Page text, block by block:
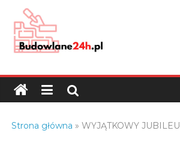
content
Budowlane24h.pl
portal
budowlany
Strona główna »WYJĄTKOWY